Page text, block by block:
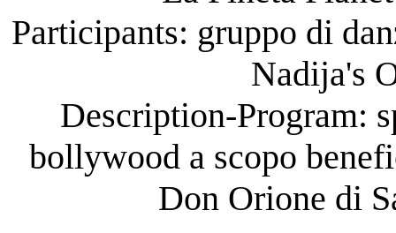
Participants: gruppo di
Nadija's
Description-Program:
bollywood a scopo
Don Orione di